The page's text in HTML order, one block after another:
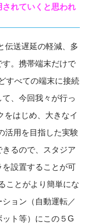
れていくと思われ
伝送遅延の軽減、多
。携帯端末だけで
すべての端末に接続
、今回我々が行っ
をはじめ、大きなイ
活用を目指した実験
るので、スタジア
を設置することが可
ことがより簡単にな
ョン（自動運転／
ト等）にこの５G